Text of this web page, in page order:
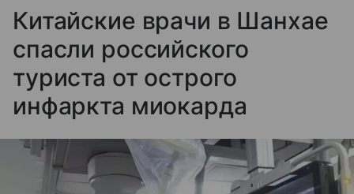
Китайские врачи в Шанхае
спасли российского
туриста от острого
инфаркта миокарда